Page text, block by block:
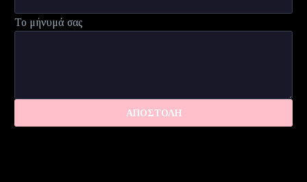
Το μήνυμά σας